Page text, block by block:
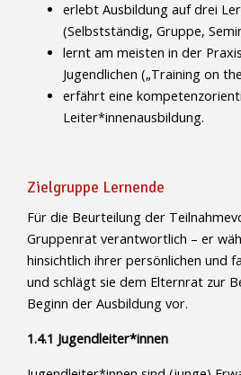
erlebt Ausbildung auf drei
(Selbstständig, Gruppe,
lernt am meisten in der
Jugendlichen („Training on
erfährt eine
Leiter*innenausbildung.
Zielgruppe Lernende
Für die Beurteilung der
Gruppenrat verantwortlich – er
hinsichtlich ihrer persönlichen und
und schlägt sie dem Elternrat zur
Beginn der Ausbildung vor.
1.4.1 Jugendleiter*innen